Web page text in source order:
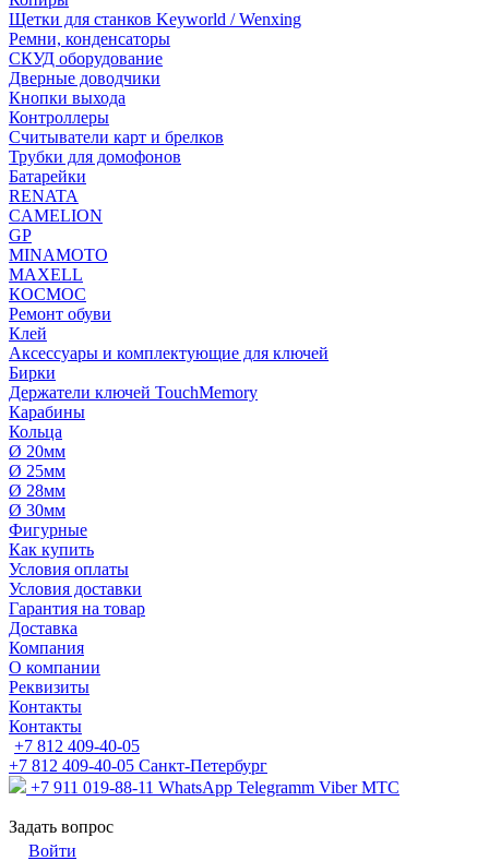
Щетки для станков Keyworld / Wenxing
Ремни, конденсаторы
СКУД оборудование
Дверные доводчики
Кнопки выхода
Контроллеры
Считыватели карт и брелков
Трубки для домофонов
Батарейки
RENATA
CAMELION
GP
MINAMOTO
MAXELL
КОСМОС
Ремонт обуви
Клей
Аксессуары и комплектующие для ключей
Бирки
Держатели ключей TouchMemory
Карабины
Кольца
Ø 20мм
Ø 25мм
Ø 28мм
Ø 30мм
Фигурные
Как купить
Условия оплаты
Условия доставки
Гарантия на товар
Доставка
Компания
О компании
Реквизиты
Контакты
Контакты
+7 812 409-40-05
+7 812 409-40-05 Санĸт-Петербург
+7 911 019-88-11 WhatsApp Telegramm Viber МТС
Задать вопрос
Войти